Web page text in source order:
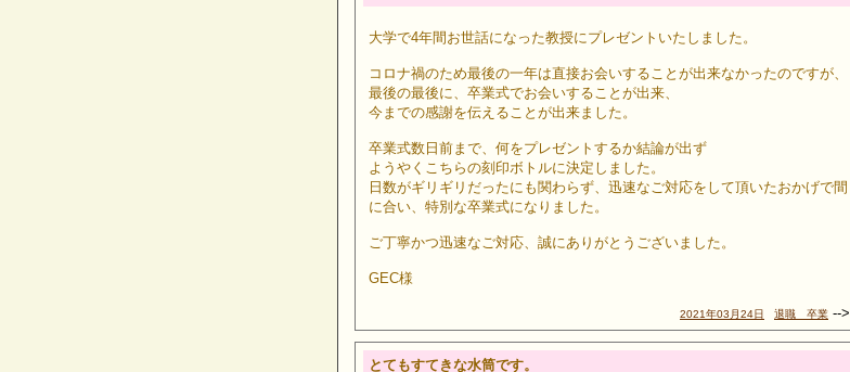
大学で4年間お世話になった教授にプレゼントいたしました。
コロナ禍のため最後の一年は直接お会いすることが出来なかったのですが、
最後の最後に、卒業式でお会いすることが出来、
今までの感謝を伝えることが出来ました。
卒業式数日前まで、何をプレゼントするか結論が出ず
ようやくこちらの刻印ボトルに決定しました。
日数がギリギリだったにも関わらず、迅速なご対応をして頂いたおかげで間
に合い、特別な卒業式になりました。
ご丁寧かつ迅速なご対応、誠にありがとうございました。
GEC様
2021年03月24日 退職 卒業 -->
とてもすてきな水筒です。